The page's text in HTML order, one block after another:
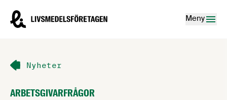
Livsmedelsföretagen – till startsidan
Meny
Nyheter
ARBETSGIVARFRÅGOR